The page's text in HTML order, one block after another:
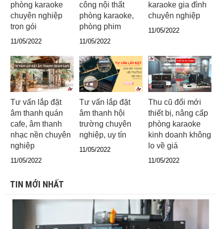
phòng karaoke
chuyên nghiệp
trọn gói
11/05/2022
công nội thất
phòng karaoke,
phòng phim
11/05/2022
karaoke gia đình
chuyên nghiệp
11/05/2022
Tư vấn lắp đặt
âm thanh quán
cafe, âm thanh
nhạc nền chuyên
nghiệp
11/05/2022
Tư vấn lắp đặt
âm thanh hội
trường chuyên
nghiệp, uy tín
11/05/2022
Thu cũ đổi mới
thiết bị, nâng cấp
phòng karaoke
kinh doanh không
lo về giá
11/05/2022
TIN MỚI NHẤT